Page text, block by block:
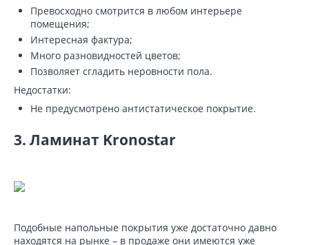
Превосходно смотрится в любом интерьере
помещения;
Интересная фактура;
Много разновидностей цветов;
Позволяет сгладить неровности пола.
Недостатки:
Не предусмотрено антистатическое покрытие.
3. Ламинат Kronostar
Подобные напольные покрытия уже достаточно давно
находятся на рынке – в продаже они имеются уже